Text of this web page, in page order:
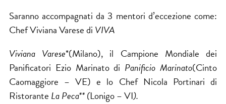
Saranno accompagnati da 3 mentori d’eccezione come:
Chef Viviana Varese di VIVA
Viviana Varese*(Milano), il Campione Mondiale dei
Panificatori Ezio Marinato di Panificio Marinato(Cinto
Caomaggiore – VE) e lo Chef Nicola Portinari di
Ristorante La Peca** (Lonigo – VI).